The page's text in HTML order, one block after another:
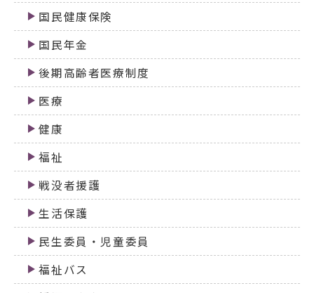
国民健康保険
国民年金
後期高齢者医療制度
医療
健康
福祉
戦没者援護
生活保護
民生委員・児童委員
福祉バス